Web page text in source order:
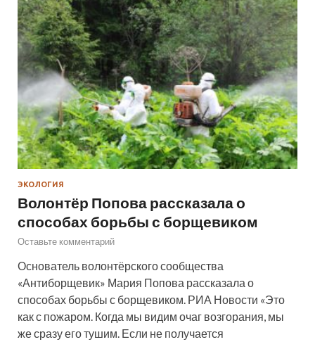
ЭКОЛОГИЯ
Волонтёр Попова рассказала о
способах борьбы с борщевиком
Оставьте комментарий
Основатель волонтёрского сообщества
«Антиборщевик» Мария Попова рассказала о
способах борьбы с борщевиком. РИА Новости «Это
как с пожаром. Когда мы видим очаг возгорания, мы
же сразу его тушим. Если не получается